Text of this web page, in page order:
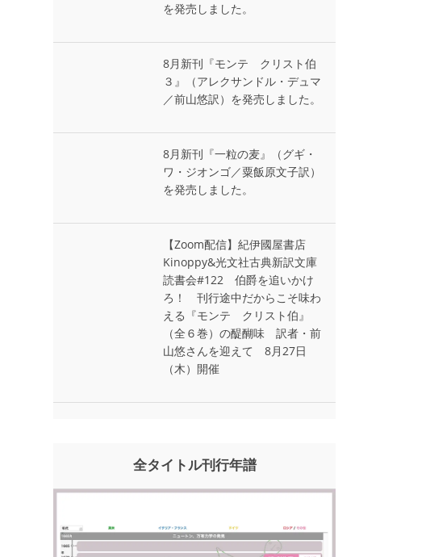
を発売しました。
8月新刊『モンテ゠クリスト伯
３』（アレクサンドル・デュマ
／前山悠訳）を発売しました。
8月新刊『一粒の麦』（グギ・
ワ・ジオンゴ／粟飯原文子訳）
を発売しました。
【Zoom配信】紀伊國屋書店
Kinoppy&光文社古典新訳文庫
読書会#122 伯爵を追いかけ
ろ！ 刊行途中だからこそ味わ
える『モンテ゠クリスト伯』
（全６巻）の醍醐味 訳者・前
山悠さんを迎えて 8月27日
（木）開催
全タイトル刊行年譜